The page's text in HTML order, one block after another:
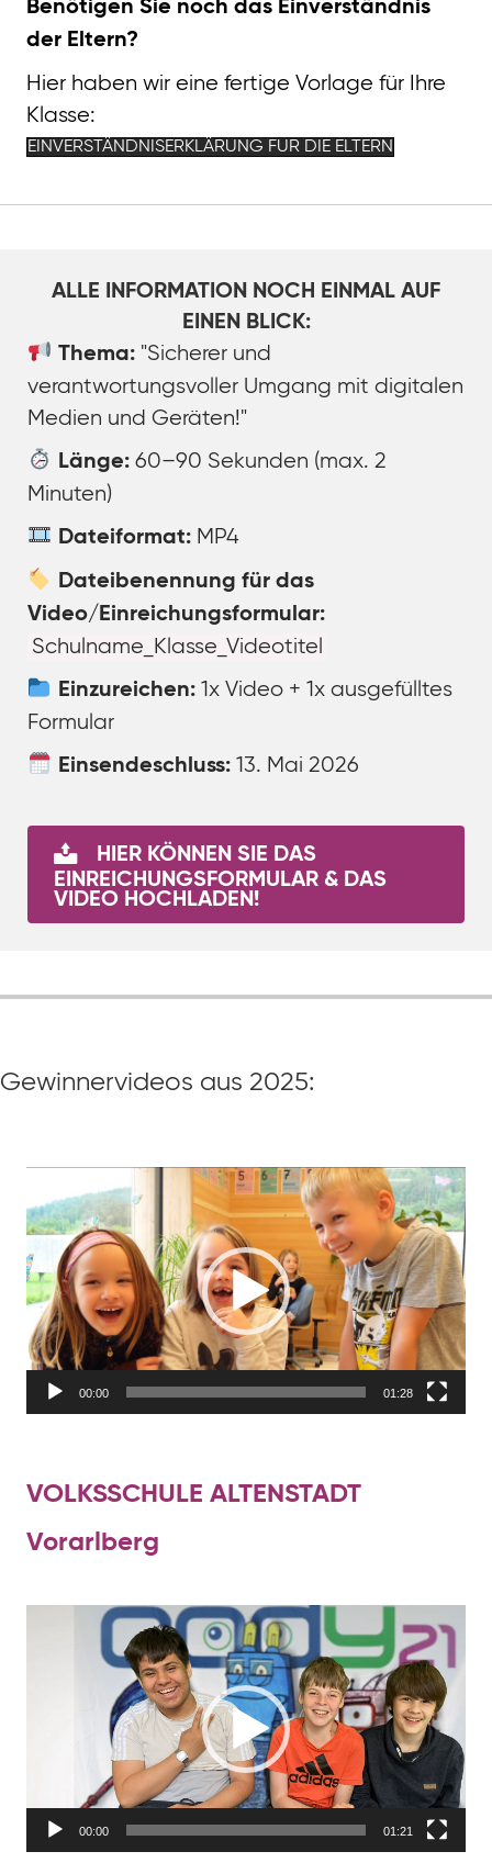
Benötigen Sie noch das Einverständnis
der Eltern?
Hier haben wir eine fertige Vorlage für Ihre
Klasse:
EINVERSTÄNDNISERKLÄRUNG FÜR DIE ELTERN
ALLE INFORMATION NOCH EINMAL AUF
EINEN BLICK:
Thema:"Sicherer und
verantwortungsvoller Umgang mit digitalen
Medien und Geräten!"
Länge:60–90 Sekunden (max. 2
Minuten)
Dateiformat:MP4
Dateibenennung für das
Video/Einreichungsformular:
Schulname_Klasse_Videotitel
Einzureichen:1x Video + 1x ausgefülltes
Formular
Einsendeschluss:13. Mai 2026
HIER KÖNNEN SIE DAS
EINREICHUNGSFORMULAR & DAS
VIDEO HOCHLADEN!
Gewinnervideos aus 2025:
Player
00:00 01:28
VOLKSSCHULE ALTENSTADT
Vorarlberg
00:00 01:21